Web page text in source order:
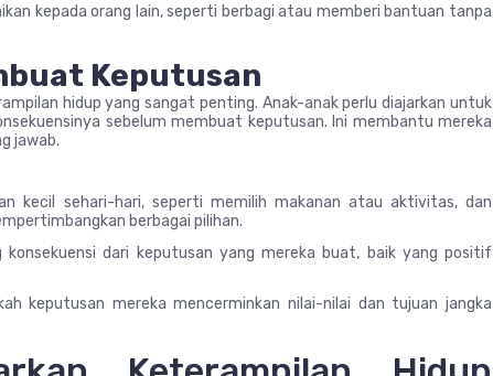
kepada orang lain, seperti berbagi atau memberi bantuan tanpa
Keputusan
hidup yang sangat penting. Anak-anak perlu diajarkan untuk
sebelum membuat keputusan. Ini membantu mereka
jawab.
kecil sehari-hari, seperti memilih makanan atau aktivitas, dan
berbagai pilihan.
dari keputusan yang mereka buat, baik yang positif
keputusan mereka mencerminkan nilai-nilai dan tujuan jangka